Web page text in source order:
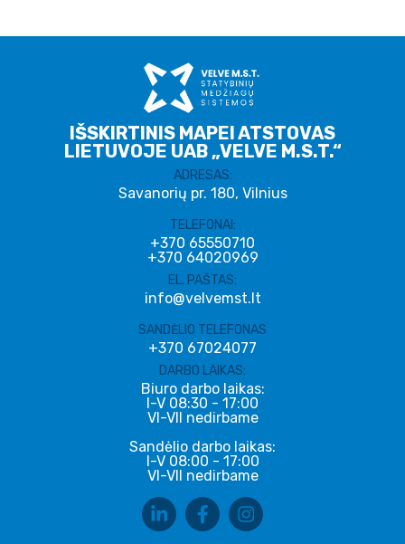
IŠSKIRTINIS MAPEI ATSTOVAS
LIETUVOJE UAB „VELVE M.S.T.“
ADRESAS:
Savanorių pr. 180, Vilnius
TELEFONAI:
+370 65550710
+370 64020969
EL. PAŠTAS:
info@velvemst.lt
SANDĖLIO TELEFONAS
+370 67024077
DARBO LAIKAS:
Biuro darbo laikas:
I-V 08:30 - 17:00
VI-VII nedirbame
Sandėlio darbo laikas:
I-V 08:00 - 17:00
VI-VII nedirbame